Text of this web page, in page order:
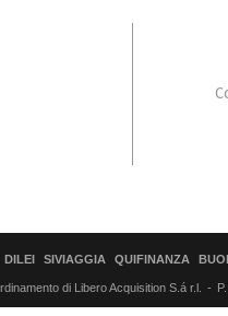
DILEI SIVIAGGIA QUIFINANZA
di Libero Acquisition S.á r.l.